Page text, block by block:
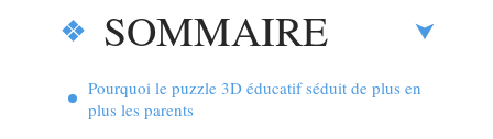
SOMMAIRE
Pourquoi le puzzle 3D éducatif séduit de plus en
plus les parents